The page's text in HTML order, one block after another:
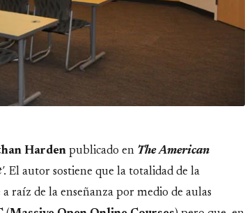
Harden publicado en The American
'. El autor sostiene que la totalidad de la
raíz de la enseñanza por medio de aulas